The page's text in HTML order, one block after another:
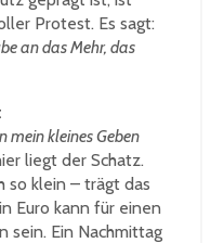
Protest. Es sagt:
an das Mehr, das
mein kleines Geben
liegt der Schatz.
so klein – trägt das
Euro kann für einen
sein. Ein Nachmittag